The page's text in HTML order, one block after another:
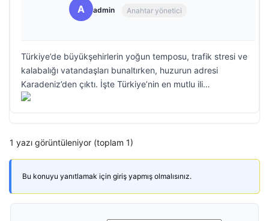
A admin Anahtar yönetici
Türkiye’de büyükşehirlerin yoğun temposu, trafik stresi ve
kalabalığı vatandaşları bunaltırken, huzurun adresi
Karadeniz’den çıktı. İşte Türkiye’nin en mutlu ili…
1 yazı görüntüleniyor (toplam 1)
Bu konuyu yanıtlamak için giriş yapmış olmalısınız.